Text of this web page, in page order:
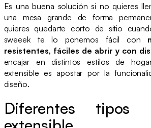
Es una buena solución si no quieres
una mesa grande de forma
quieres quedarte corto de sitio
sweeek te lo ponemos fácil con
resistentes, fáciles de abrir y con
encajar en distintos estilos de
extensible es apostar por la
diseño.
Diferentes tipos